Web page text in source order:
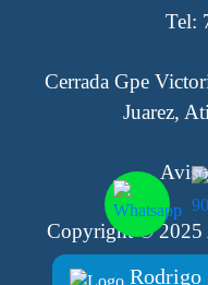
Tel:
Cerrada Gpe
Juarez,
Copyright © 2025
los
Rodrigo